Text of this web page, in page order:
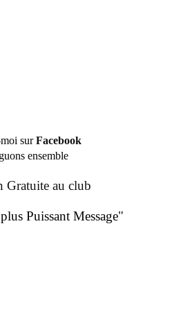
surFacebook
ensemble
Gratuite au club
Puissant Message"